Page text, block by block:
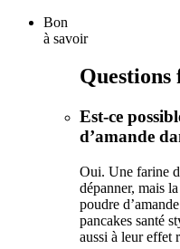
Bon
à savoir
Questions
Est-ce
d’amande
Oui. Une farine
dépanner, mais
poudre
pancakes santé
aussi à leur effet